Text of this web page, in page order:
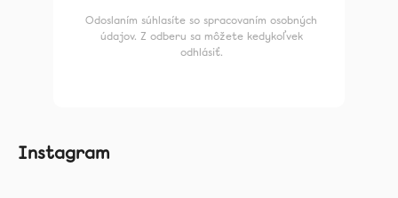
Odoslaním súhlasíte so spracovaním osobných
údajov. Z odberu sa môžete kedykoľvek
odhlásiť.
Instagram